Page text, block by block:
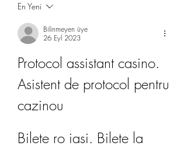
En Yeni
Bilinmeyen üye
26 Eyl 2023
Protocol assistant casino.
Asistent de protocol pentru
cazinou
Bilete ro iasi. Bilete la